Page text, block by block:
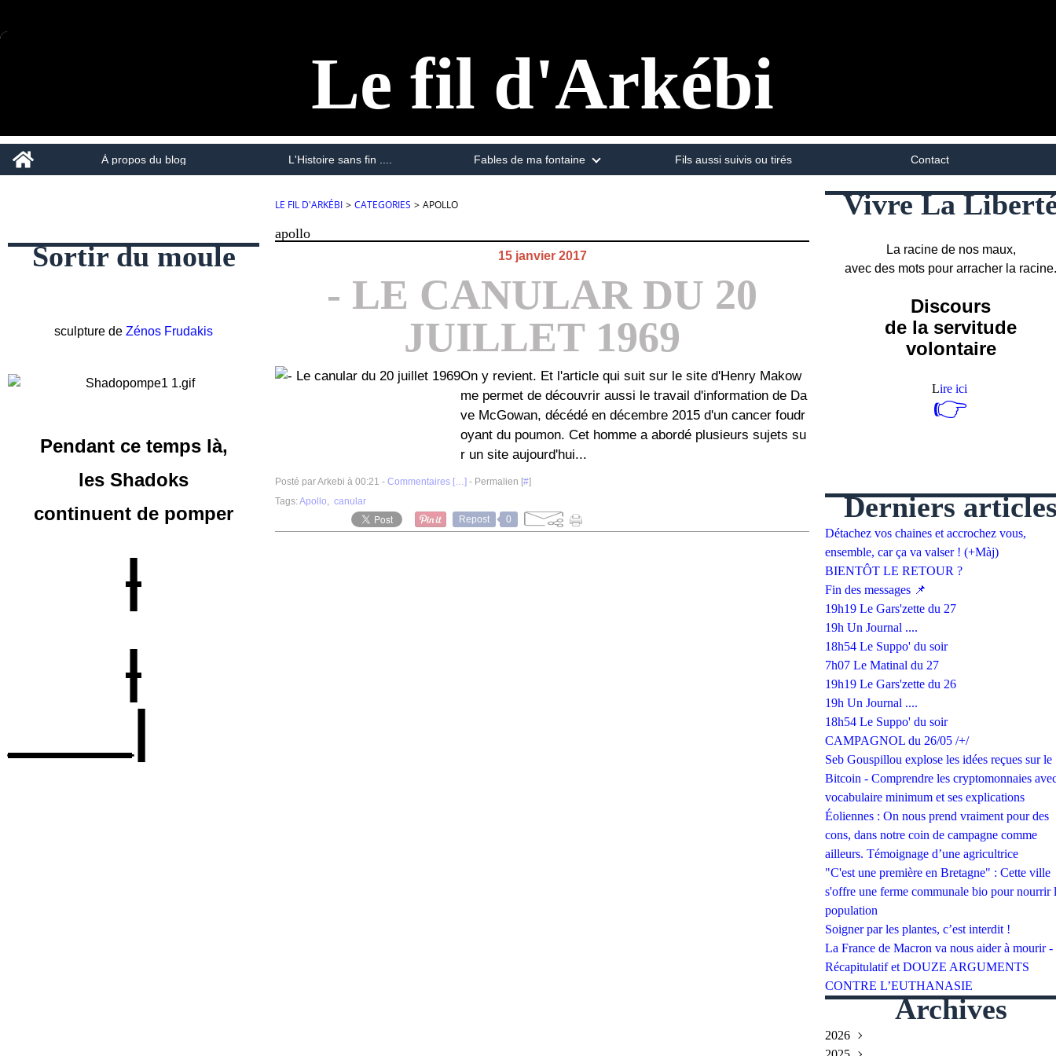
Le fil d'Arkébi
Home
À propos du blog
L'Histoire sans fin .... Fables de ma fontaine Fils aussi suivis ou tirés Contact
Sortir du moule
sculpture de Zénos Frudakis
Pendant ce temps là,
les Shadoks
continuent de pomper
|
|
____|
LE FIL D'ARKÉBI > CATEGORIES > APOLLO
apollo
15 janvier 2017
- LE CANULAR DU 20
JUILLET 1969
On y revient. Et l'article qui suit sur le site d'Henry Makow
me permet de découvrir aussi le travail d'information de Da
ve McGowan, décédé en décembre 2015 d'un cancer foudr
oyant du poumon. Cet homme a abordé plusieurs sujets su
r un site aujourd'hui...
Posté par Arkebi à 00:21 - Commentaires […] - Permalien [#]
Tags:Apollo, canular
Repost
0
Vivre La
La racine de nos maux,
avec des mots pour arracher la racine.
Discours
de la servitude
volontaire
Lire ici
👉
Derniers
Détachez vos chaines et accrochez vous,
ensemble, car ça va valser ! (+Màj)
BIENTÔT LE RETOUR ?
Fin des messages 📌
19h19 Le Gars'zette du 27
19h Un Journal ....
18h54 Le Suppo' du soir
7h07 Le Matinal du 27
19h19 Le Gars'zette du 26
19h Un Journal ....
18h54 Le Suppo' du soir
CAMPAGNOL du 26/05 /+/
Seb Gouspillou explose les idées reçues sur le
Bitcoin - Comprendre les cryptomonnaies
vocabulaire minimum et ses explications
Éoliennes : On nous prend vraiment pour des
cons, dans notre coin de campagne comme
ailleurs. Témoignage d’une agricultrice
"C'est une première en Bretagne" : Cette ville
s'offre une ferme communale bio pour nourrir
population
Soigner par les plantes, c’est interdit !
La France de Macron va nous aider à mourir -
Récapitulatif et DOUZE ARGUMENTS
CONTRE L’EUTHANASIE
Archives
2026